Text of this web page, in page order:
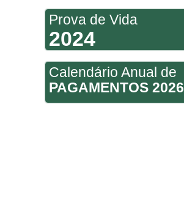
Prova de Vida
2024
Calendário Anual de
PAGAMENTOS 2026